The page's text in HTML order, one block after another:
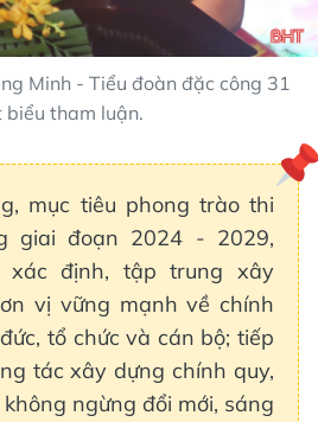
Minh - Tiểu đoàn đặc công 31
biểu tham luận.
mục tiêu phong trào thi
giai đoạn 2024 - 2029,
xác định, tập trung xây
vị vững mạnh về chính
tổ chức và cán bộ; tiếp
tác xây dựng chính quy,
ngừng đổi mới, sáng